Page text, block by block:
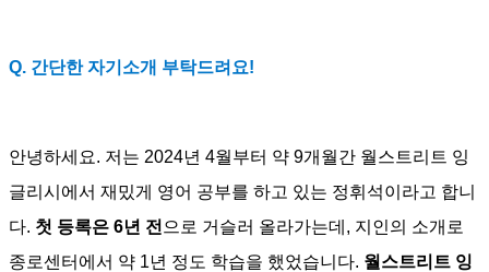
Q. 간단한 자기소개 부탁드려요!
안녕하세요. 저는 2024년 4월부터 약 9개월간 월스트리트 잉
글리시에서 재밌게 영어 공부를 하고 있는 정휘석이라고 합니
다. 첫 등록은 6년 전 으로 거슬러 올라가는데, 지인의 소개로
종로센터에서 약 1년 정도 학습을 했었습니다. 월스트리트 잉